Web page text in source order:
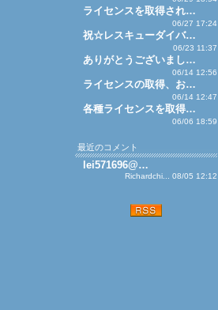
ライセンスを取得され…
06/27 17:24
祝☆レスキューダイバ…
06/23 11:37
ありがとうございまし…
06/14 12:56
ライセンスの取得、お…
06/14 12:47
各種ライセンスを取得…
06/06 18:59
最近のコメント
lei571696@…
Richardchi... 08/05 12:12